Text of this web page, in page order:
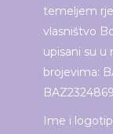
temeljem
vlasništvo
upisani su
brojevima:
Ime i